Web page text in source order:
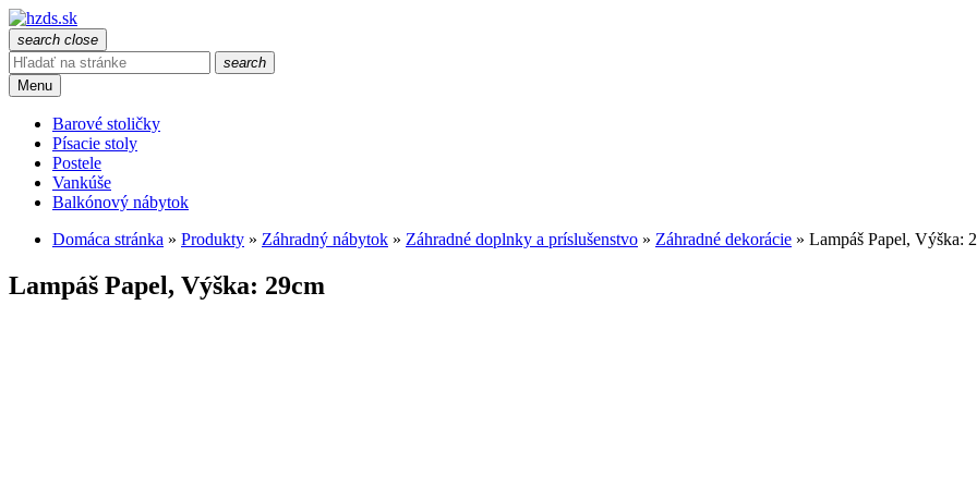
search close
search
Menu
Barové stoličky
Písacie stoly
Postele
Vankúše
Balkónový nábytok
Domáca stránka » Produkty » Záhradný nábytok » Záhradné doplnky a príslušenstvo » Záhradné dekorácie » Lampáš Papel, Výška:
Lampáš Papel, Výška: 29cm